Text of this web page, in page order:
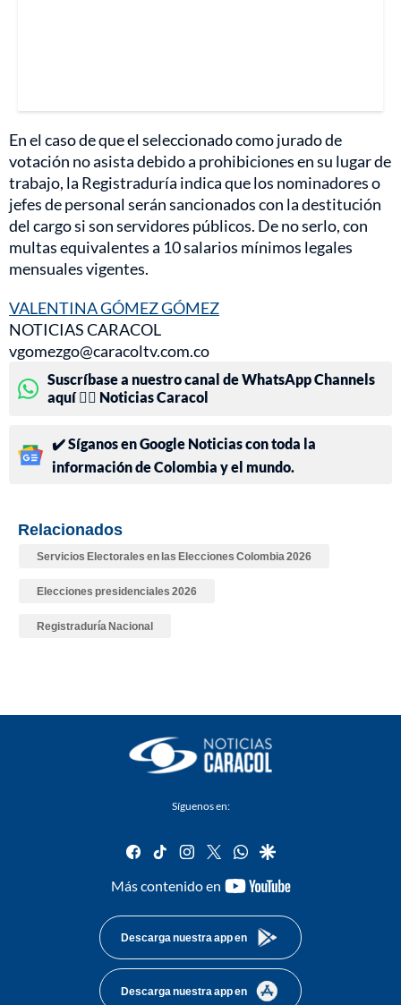
En el caso de que el seleccionado como jurado de
votación no asista debido a prohibiciones en su lugar de
trabajo, la Registraduría indica que los nominadores o
jefes de personal serán sancionados con la destitución
del cargo si son servidores públicos. De no serlo, con
multas equivalentes a 10 salarios mínimos legales
mensuales vigentes.
VALENTINA GÓMEZ GÓMEZ
NOTICIAS CARACOL
vgomezgo@caracoltv.com.co
Suscríbase a nuestro canal de WhatsApp Channels
aquí 👉🏻 Noticias Caracol
✔️ Síganos en Google Noticias con toda la
información de Colombia y el mundo.
Relacionados
Servicios Electorales en las Elecciones Colombia 2026
Elecciones presidenciales 2026
Registraduría Nacional
Síguenos en:
facebook
tiktok instagram
twitterwhatsapp
google
Más contenido en
youtube-
Descarga nuestra app en
Descarga nuestra app en